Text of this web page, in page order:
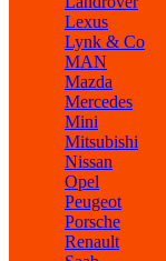
Lexus
Lynk & Co
MAN
Mazda
Mercedes
Mini
Mitsubishi
Nissan
Opel
Peugeot
Porsche
Renault